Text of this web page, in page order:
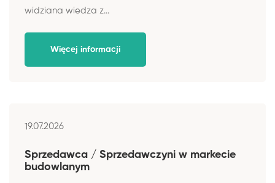
widziana wiedza z...
Więcej informacji
19.07.2026
Sprzedawca / Sprzedawczyni w markecie
budowlanym